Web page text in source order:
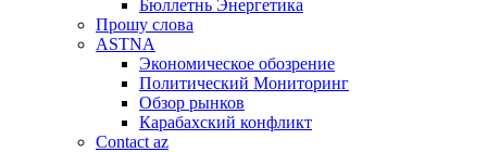
Бюллетнь Энергетика
Прошу слова
ASTNA
Экономическое обозрение
Политический Мониторинг
Обзор рынков
Карабахский конфликт
Contact az